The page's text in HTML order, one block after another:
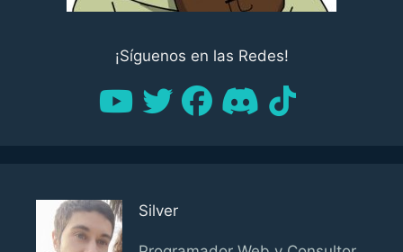
¡Síguenos en las Redes!
Silver